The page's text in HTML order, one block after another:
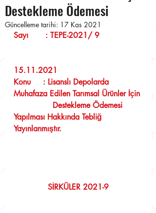
Destekleme Ödemesi
Güncelleme tarihi: 17 Kas 2021
Sayı       : TEPE-2021/ 9
15.11.2021
Konu     : Lisanslı Depolarda
Muhafaza Edilen Tarımsal Ürünler İçin
Yapılması Hakkında Tebliğ
Yayınlanmıştır.
SİRKÜLER 2021-9